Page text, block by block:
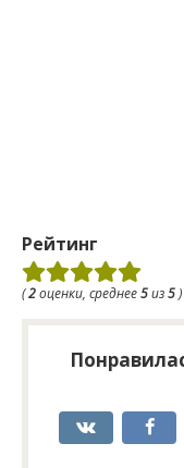
Рейтинг
(2оценки, среднее5из5)